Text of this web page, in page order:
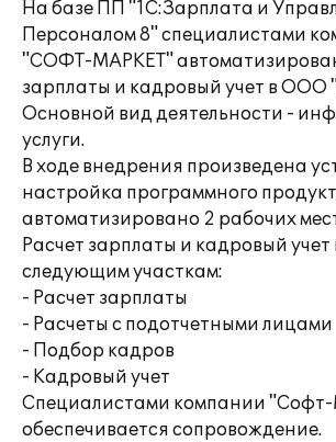
На базе ПП "1С:Зарплата и
Персоналом 8" специалистами
"СОФТ-МАРКЕТ"
зарплаты и кадровый учет в ООО
Основной вид деятельности -
услуги.
В ходе внедрения произведена
настройка программного
автоматизировано 2 рабочих
Расчет зарплаты и кадровый учет
следующим участкам:
- Расчет зарплаты
- Расчеты с подотчетными лицами
- Подбор кадров
- Кадровый учет
Специалистами компании
обеспечивается сопровождение.